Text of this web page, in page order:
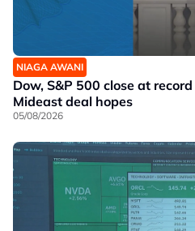
NIAGA AWANI
Dow, S&P 500 close at
Mideast deal hopes
05/08/2026